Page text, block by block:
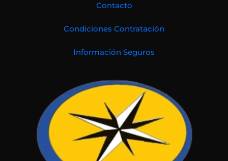
Contacto
Condiciones Contratación
Información Seguros